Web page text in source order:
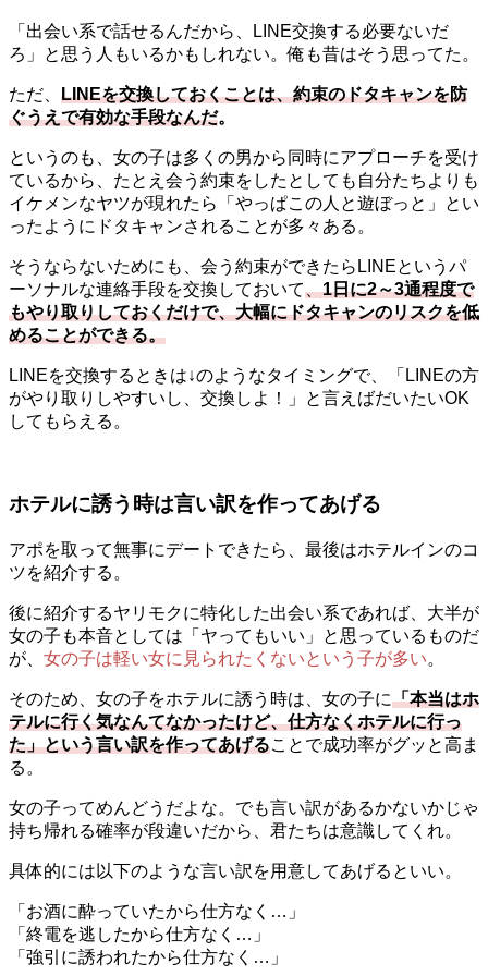
「出会い系で話せるんだから、LINE交換する必要ないだ
ろ」と思う人もいるかもしれない。俺も昔はそう思ってた。
ただ、 LINEを交換しておくことは、約束のドタキャンを防
ぐうえで有効な手段なんだ。
というのも、女の子は多くの男から同時にアプローチを受け
ているから、たとえ会う約束をしたとしても自分たちよりも
イケメンなヤツが現れたら「やっぱこの人と遊ぼっと」とい
ったようにドタキャンされることが多々ある。
そうならないためにも、会う約束ができたらLINEというパ
ーソナルな連絡手段を交換しておいて、1日に2～3通程度で
もやり取りしておくだけで、大幅にドタキャンのリスクを低
めることができる。
LINEを交換するときは↓のようなタイミングで、「LINEの方
がやり取りしやすいし、交換しよ！」と言えばだいたいOK
してもらえる。
ホテルに誘う時は言い訳を作ってあげる
アポを取って無事にデートできたら、最後はホテルインのコ
ツを紹介する。
後に紹介するヤリモクに特化した出会い系であれば、大半が
女の子も本音としては「ヤってもいい」と思っているものだ
が、 女の子は軽い女に見られたくないという子が多い。
そのため、女の子をホテルに誘う時は、女の子に「本当はホ
テルに行く気なんてなかったけど、仕方なくホテルに行っ
た」という言い訳を作ってあげることで成功率がグッと高ま
る。
女の子ってめんどうだよな。でも言い訳があるかないかじゃ
持ち帰れる確率が段違いだから、君たちは意識してくれ。
具体的には以下のような言い訳を用意してあげるといい。
「お酒に酔っていたから仕方なく…」
「終電を逃したから仕方なく…」
「強引に誘われたから仕方なく…」